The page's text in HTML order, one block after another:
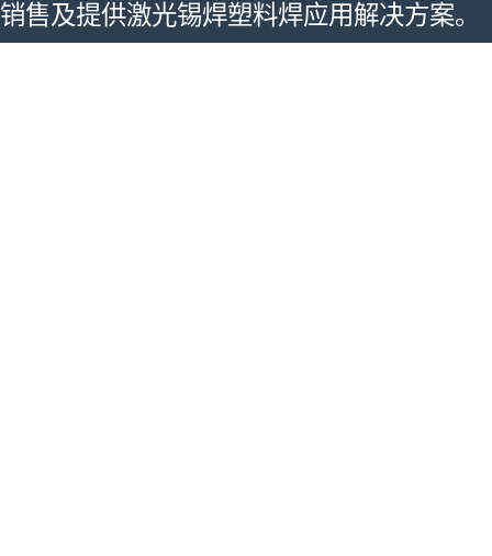
销售及提供激光锡焊塑料焊应用解决方案。